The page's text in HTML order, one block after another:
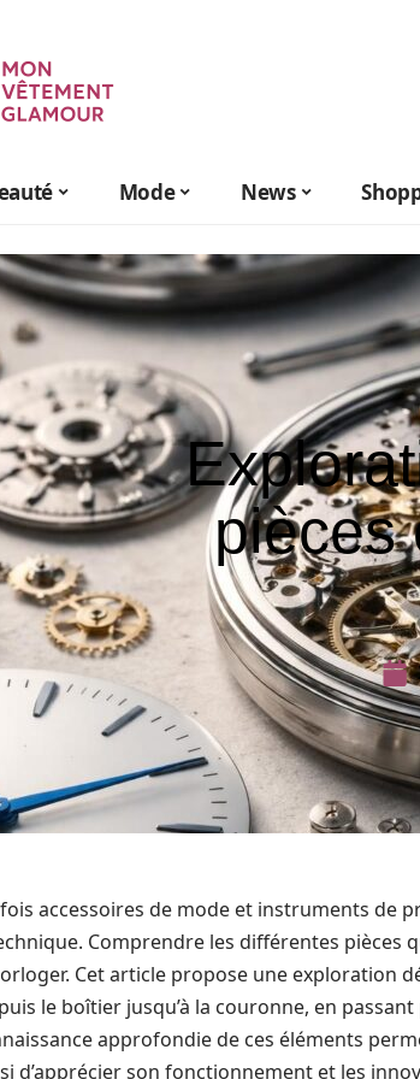
Mode News
pièces
accessoires de mode et instruments de
Comprendre les différentes pièces
Cet article propose une exploration
le boîtier jusqu’à la couronne, en
approfondie de ces éléments
d’apprécier son fonctionnement et les